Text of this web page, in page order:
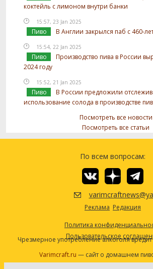
коктейль с лимоном внутри банки
15:57, 23 Jan 2025
Пиво В Англии закрылся паб с 460-
15:54, 22 Jan 2025
Пиво
Производство пива в России
2024 году
15:52, 21 Jan 2025
Пиво
В России предложили
использование солода в производстве
Посмотреть все новости
Посмотреть все статьи
По всем вопросам:
Реклама Редакция
Политика
Пользовательское
Чрезмерное употребление алкоголя
Varimcraft.ru — сайт о домашнем
самогоноварении.